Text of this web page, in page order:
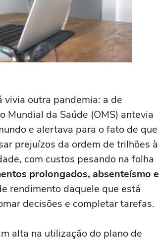
outra pandemia: a de
Mundial da Saúde (OMS) antevia
e alertava para o fato de que
prejuízos da ordem de trilhões à
com custos pesando na folha
prolongados, absenteísmo e
rendimento daquele que está
decisões e completar tarefas.
alta na utilização do plano de